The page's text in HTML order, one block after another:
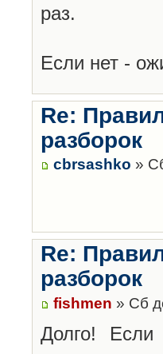
раз.
Если нет -
Re:
разборок
cbrsashko »
Re:
разборок
fishmen » Сб
Долго! Если